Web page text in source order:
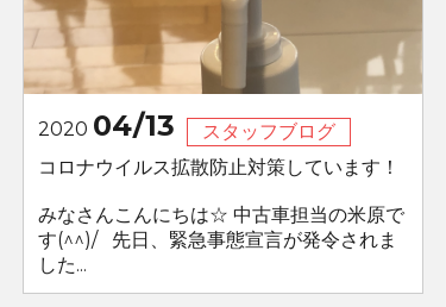
2020 04/13
スタッフブログ
コロナウイルス拡散防止対策しています！
みなさんこんにちは☆ 中古車担当の米原で
す(^^)/ 先日、緊急事態宣言が発令されま
した...